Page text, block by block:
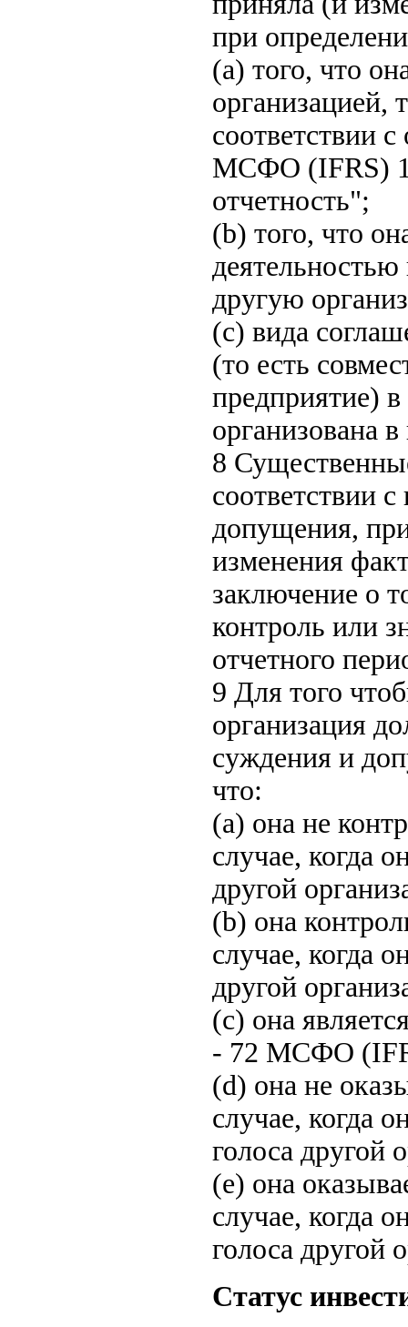
при
(a) того, что
организацией,
соответствии
МСФО (IFRS)
отчетность";
(b) того, что
деятельностью
другую
(c) вида
(то есть
предприятие) в
организована
8
соответствии
допущения,
изменения
заключение о
контроль или
отчетного
9 Для того
организация
суждения и
что:
(a) она не
случае, когда
другой
(b) она
случае, когда
другой
(c) она
- 72 МСФО
(d) она не
случае, когда
голоса другой
(e) она
случае, когда
голоса другой
Статус